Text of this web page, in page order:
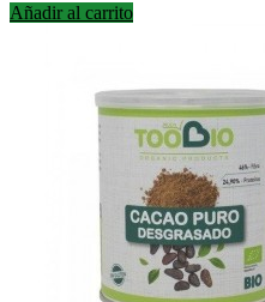
Añadir al carrito